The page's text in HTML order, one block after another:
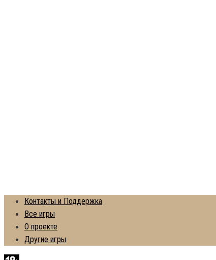
Контакты и Поддержка
Все игры
О проекте
Другие игры